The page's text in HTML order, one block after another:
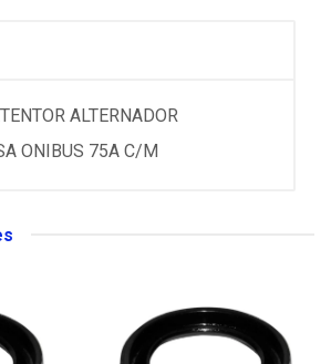
ALTERNADOR
ONIBUS 75A C/M